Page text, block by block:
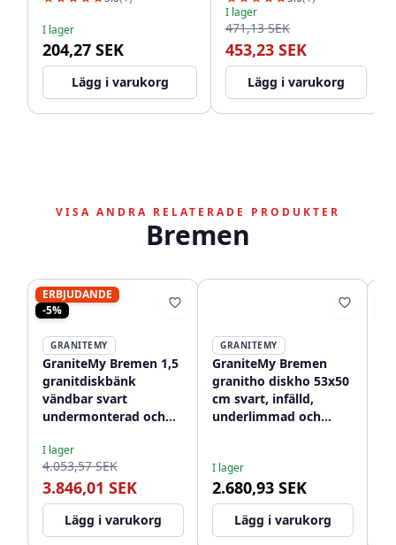
I lager
204,27 SEK
Lägg i varukorg
I lager
471,13 SEK
453,23 SEK
Lägg i varukorg
VISA ANDRA RELATERADE PRODUKTER
Bremen
ERBJUDANDE
-5%
GRANITEMY
GraniteMy Bremen 1,5
granitdiskbänk
vändbar svart
undermonterad och
1208952250
I lager
4.053,57 SEK
3.846,01 SEK
Lägg i varukorg
GRANITEMY
GraniteMy Bremen
granitho diskho 53x50
cm svart, infälld,
underlimmad och
I lager
2.680,93 SEK
Lägg i varukorg